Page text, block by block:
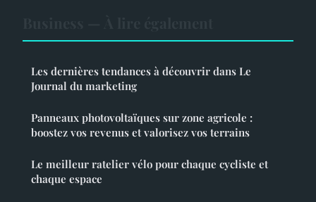
Les dernières tendances à découvrir dans Le
Journal du marketing
Panneaux photovoltaïques sur zone agricole :
boostez vos revenus et valorisez vos terrains
Le meilleur ratelier vélo pour chaque cycliste et
chaque espace